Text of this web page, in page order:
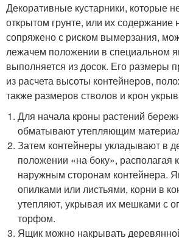
Декоративные кустарники, которые
открытом грунте, или их содержание
сопряжено с риском вымерзания,
лежачем положении в специальном
выполняется из досок. Его размеры
из расчета высоты контейнеров,
также размеров стволов и крон
Для начала кроны растений
обматывают утепляющим
Затем контейнеры укладывают в
положении «на боку», располагая
наружным сторонам контейнера.
опилками или листьями, корни в
утепляют, укрывая их мешками с
торфом.
Ящик можно накрывать